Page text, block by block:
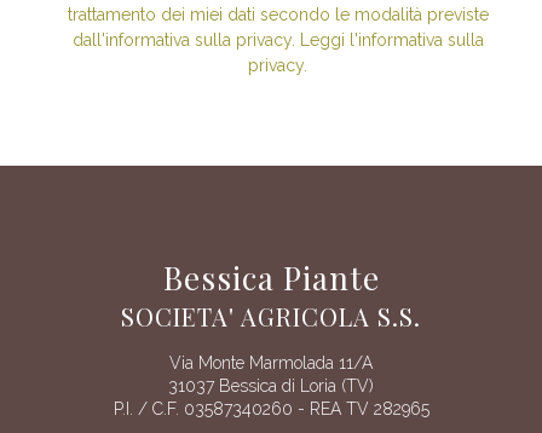
trattamento dei miei dati secondo le modalità previste
dall'informativa sulla privacy. Leggi l'informativa sulla
privacy.
Bessica Piante
SOCIETA' AGRICOLA S.S.
Via Monte Marmolada 11/A
31037 Bessica di Loria (TV)
P.I. / C.F. 03587340260 - REA TV 282965